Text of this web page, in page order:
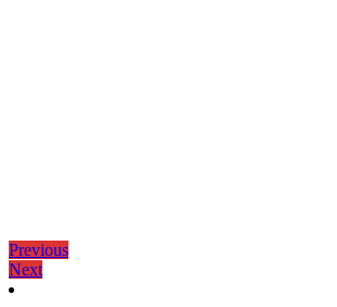
Кретање
чланка
PreviousPrevious
NextNext